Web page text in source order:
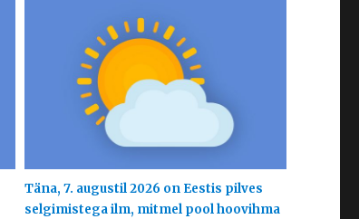
Täna, 7. augustil 2026 on Eestis pilves
selgimistega ilm, mitmel pool hoovihma